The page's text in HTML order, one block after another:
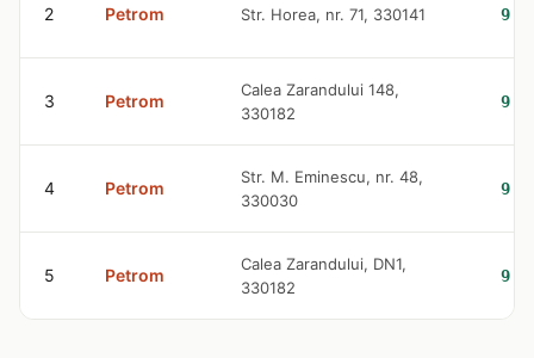
2 Petrom Str. Horea, nr. 71, 330141
3 Petrom
Calea Zarandului 148,
330182
4 Petrom
Str. M. Eminescu, nr. 48,
330030
5 Petrom
Calea Zarandului, DN1,
330182